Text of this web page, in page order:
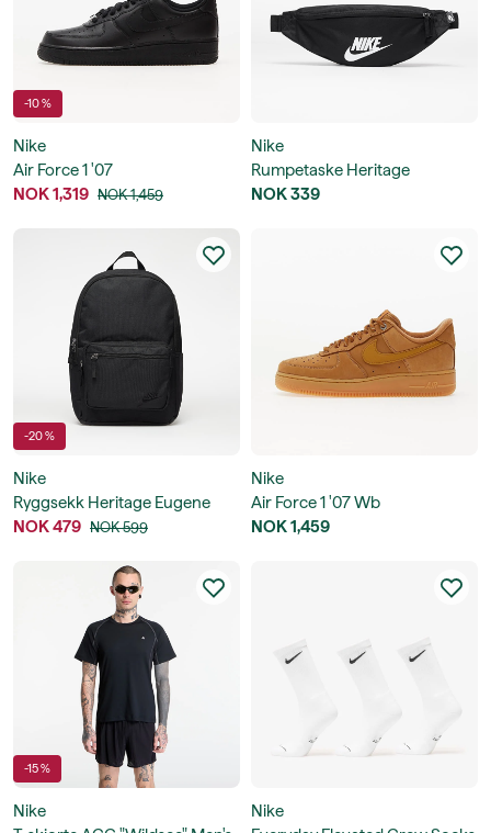
-10 %
Nike
Air Force 1 '07
NOK 1,319 NOK 1,459
Nike
Rumpetaske Heritage
Waistpack
NOK 339
-20 %
Nike
Ryggsekk Heritage Eugene
Backpack
NOK 479 NOK 599
Nike
Air Force 1 '07 Wb
NOK 1,459
-15 %
Nike
Nike